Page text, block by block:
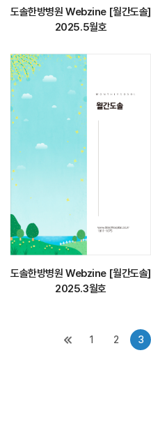
도솔한방병원 Webzine [월간도솔]
2025.5월호
도솔한방병원 Webzine [월간도솔]
2025.3월호
1 2 3